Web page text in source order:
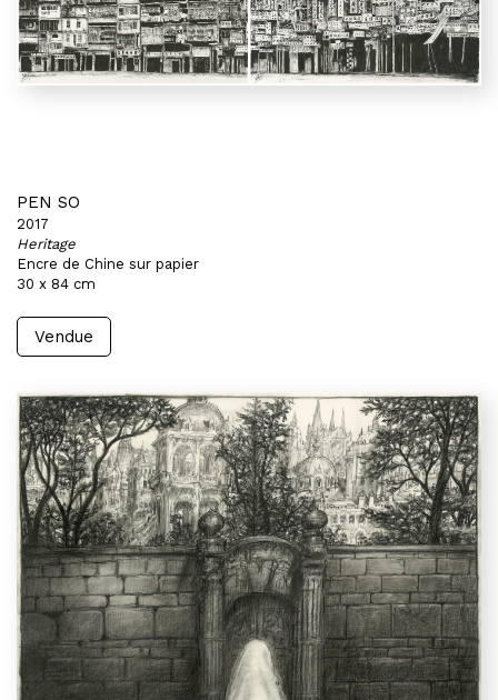
PEN SO
2017
Heritage
Encre de Chine sur papier
30 x 84 cm
Vendue